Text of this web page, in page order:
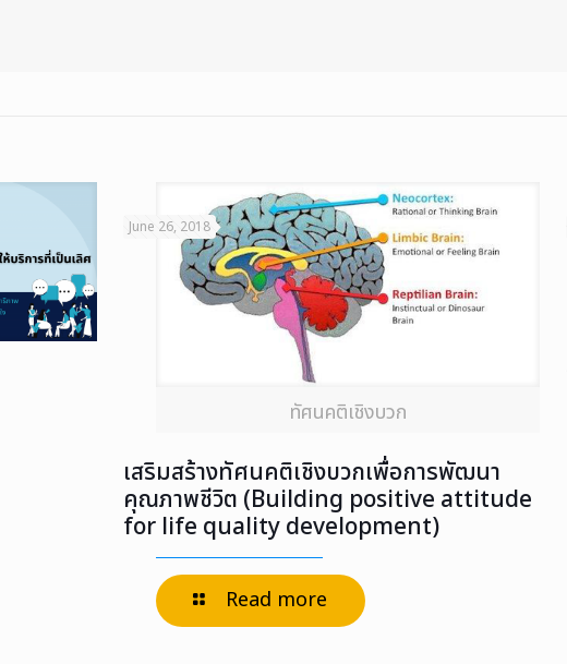
ทัศนคติเชิงบวก
June 26, 2018
เสริมสร้างทัศนคติเชิงบวกเพื่อการพัฒนา
คุณภาพชีวิต (Building positive attitude
for life quality development)
Read more